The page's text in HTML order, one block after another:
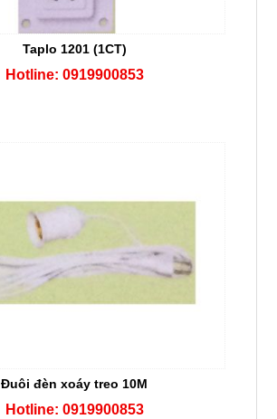
Taplo 1201 (1CT)
Hotline: 0919900853
Đuôi đèn xoáy treo 10M
Hotline: 0919900853